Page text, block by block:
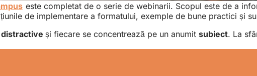
este completat de o serie de webinarii. Scopul este de a
de implementare a formatului, exemple de bune practici și
și fiecare se concentrează pe un anumit subiect. La